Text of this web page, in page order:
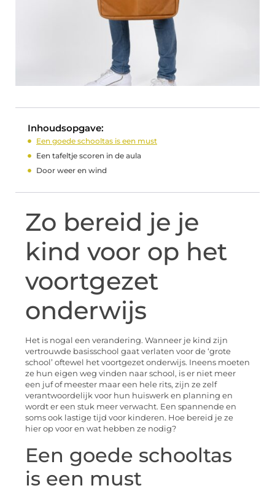
Inhoudsopgave:
Een goede schooltas is een must
Een tafeltje scoren in de aula
Door weer en wind
Zo bereid je je
kind voor op het
voortgezet
onderwijs
Het is nogal een verandering. Wanneer je kind zijn
vertrouwde basisschool gaat verlaten voor de ‘grote
school’ oftewel het voortgezet onderwijs. Ineens moeten
ze hun eigen weg vinden naar school, is er niet meer
een juf of meester maar een hele rits, zijn ze zelf
verantwoordelijk voor hun huiswerk en planning en
wordt er een stuk meer verwacht. Een spannende en
soms ook lastige tijd voor kinderen. Hoe bereid je ze
hier op voor en wat hebben ze nodig?
Een goede schooltas
is een must